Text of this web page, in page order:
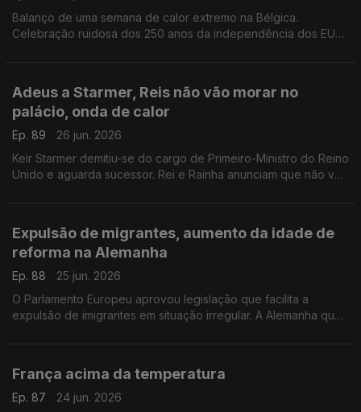
Balanço de uma semana de calor extremo na Bélgica.
Celebração ruidosa dos 250 anos da independência dos EUA
Adeus a Starmer, Reis não vão morar no
palácio, onda de calor
Ep. 89
26 jun. 2026
Keir Starmer demitiu-se do cargo de Primeiro-Ministro do Reino
Unido e aguarda sucessor. Rei e Rainha anunciam que não vão
Expulsão de migrantes, aumento da idade de
reforma na Alemanha
Ep. 88
25 jun. 2026
O Parlamento Europeu aprovou legislação que facilita a
expulsão de imigrantes em situação irregular. A Alemanha quer
França acima da temperatura
Ep. 87
24 jun. 2026